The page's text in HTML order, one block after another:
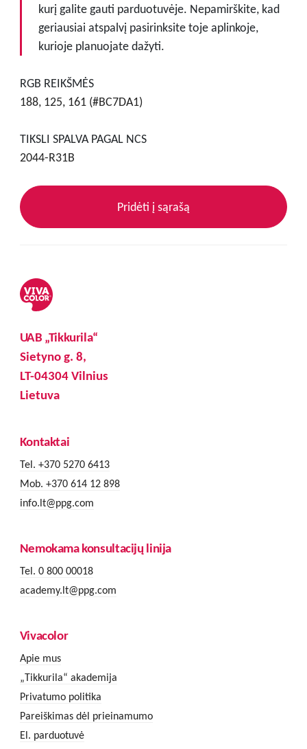
kurį galite gauti parduotuvėje. Nepamirškite, kad
geriausiai atspalvį pasirinksite toje aplinkoje,
kurioje planuojate dažyti.
RGB REIKŠMĖS
188, 125, 161 (#BC7DA1)
TIKSLI SPALVA PAGAL NCS
2044-R31B
Pridėti į sąrašą
UAB „Tikkurila“
Sietyno g. 8,
LT-04304 Vilnius
Lietuva
Kontaktai
Tel. +370 5270 6413
Mob. +370 614 12 898
info.lt@ppg.com
Nemokama konsultacijų linija
Tel. 0 800 00018
academy.lt@ppg.com
Vivacolor
Apie mus
„Tikkurila“ akademija
Privatumo politika
Pareiškimas dėl prieinamumo
El. parduotuvė